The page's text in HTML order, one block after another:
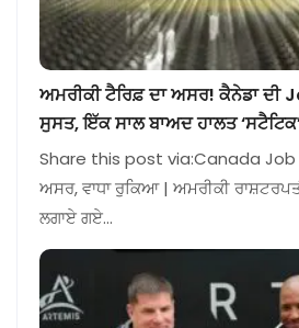
ਅਮਰੀਕੀ ਟੈਰਿਫ਼ ਦਾ ਅਸਰ! ਕੈਨੇਡਾ
ਸੁਸਤ, ਇੱਕ ਸਾਲ ਬਾਅਦ ਹਾਲਤ
Share this post via:Canada Job
ਅਸਰ, ਵਾਧਾ ਰੁਕਿਆ | ਅਮਰੀਕੀ
ਲਗਾਏ ਗਏ…